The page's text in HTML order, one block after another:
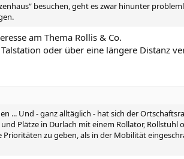
besuchen, geht es zwar hinunter
am Thema Rollis & Co.
oder über eine längere Distanz
... Und - ganz alltäglich - hat sich der
Plätze in Durlach mit einem Rollator,
Prioritäten zu geben, als in der Mobilität